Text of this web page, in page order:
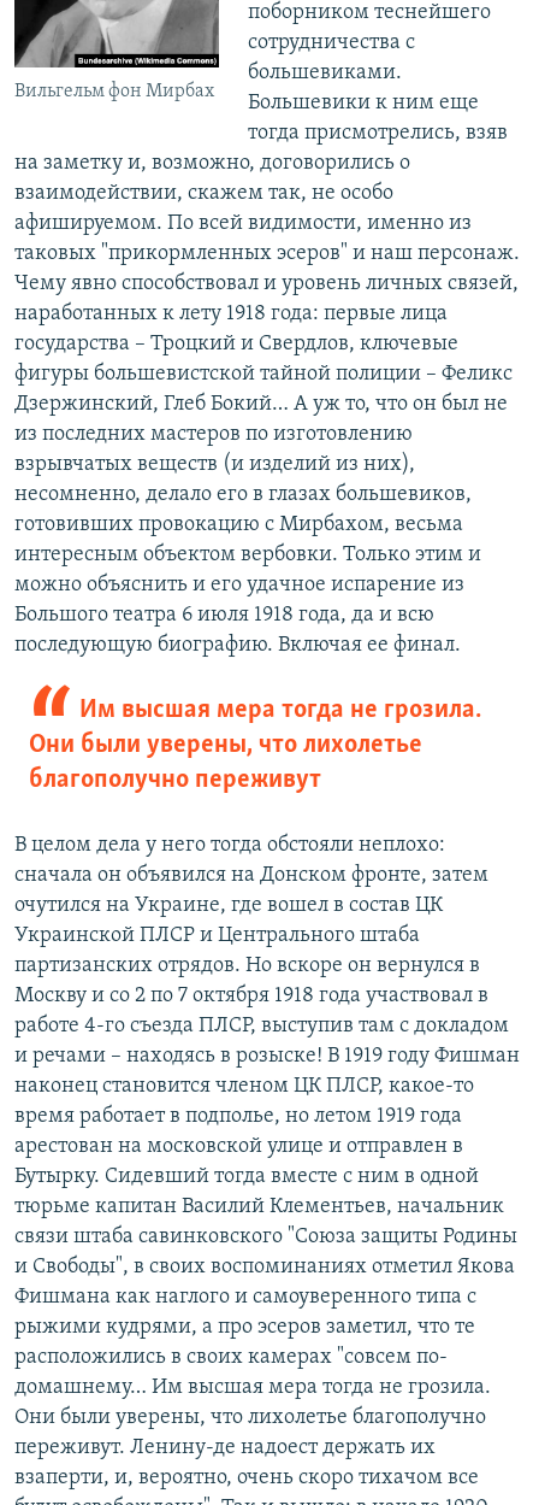
Вильгельм фон Мирбах
поборником теснейшего
сотрудничества с
большевиками.
Большевики к ним еще
тогда присмотрелись, взяв
на заметку и, возможно, договорились о
взаимодействии, скажем так, не особо
афишируемом. По всей видимости, именно из
таковых "прикормленных эсеров" и наш персонаж.
Чему явно способствовал и уровень личных связей,
наработанных к лету 1918 года: первые лица
государства – Троцкий и Свердлов, ключевые
фигуры большевистской тайной полиции – Феликс
Дзержинский, Глеб Бокий… А уж то, что он был не
из последних мастеров по изготовлению
взрывчатых веществ (и изделий из них),
несомненно, делало его в глазах большевиков,
готовивших провокацию с Мирбахом, весьма
интересным объектом вербовки. Только этим и
можно объяснить и его удачное испарение из
Большого театра 6 июля 1918 года, да и всю
последующую биографию. Включая ее финал.
Им высшая мера тогда не грозила.
Они были уверены, что лихолетье
благополучно переживут
В целом дела у него тогда обстояли неплохо:
сначала он объявился на Донском фронте, затем
очутился на Украине, где вошел в состав ЦК
Украинской ПЛСР и Центрального штаба
партизанских отрядов. Но вскоре он вернулся в
Москву и со 2 по 7 октября 1918 года участвовал в
работе 4-го съезда ПЛСР, выступив там с докладом
и речами – находясь в розыске! В 1919 году Фишман
наконец становится членом ЦК ПЛСР, какое-то
время работает в подполье, но летом 1919 года
арестован на московской улице и отправлен в
Бутырку. Сидевший тогда вместе с ним в одной
тюрьме капитан Василий Клементьев, начальник
связи штаба савинковского "Союза защиты Родины
и Свободы", в своих воспоминаниях отметил Якова
Фишмана как наглого и самоуверенного типа с
рыжими кудрями, а про эсеров заметил, что те
расположились в своих камерах "совсем по-
домашнему… Им высшая мера тогда не грозила.
Они были уверены, что лихолетье благополучно
переживут. Ленину-де надоест держать их
взаперти, и, вероятно, очень скоро тихачом все